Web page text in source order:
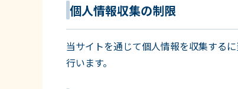
個人情報収集の制限
当サイトを通じて個人情報を収集する
行います。